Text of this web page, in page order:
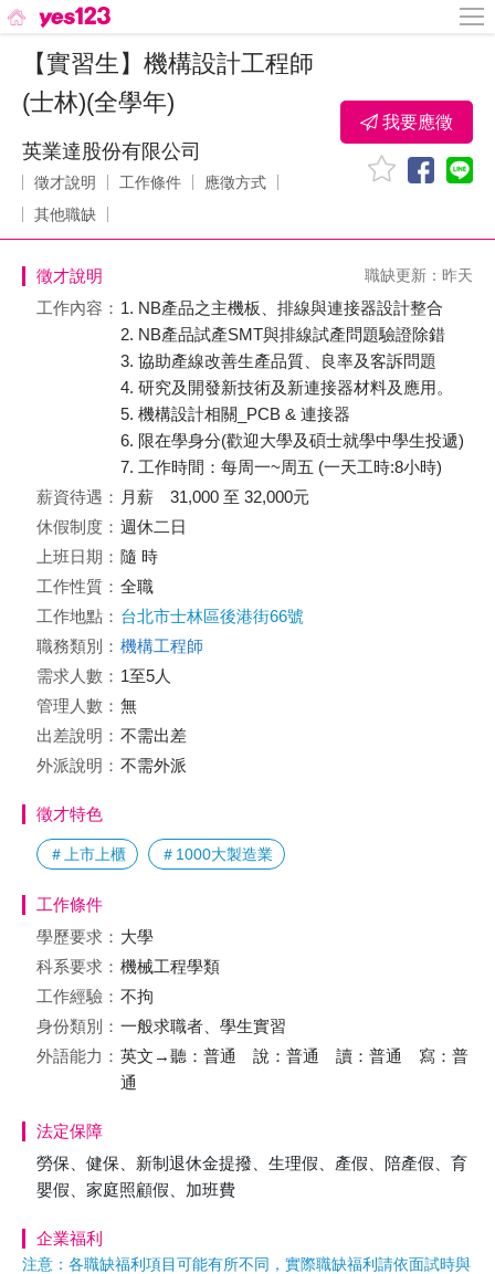
【實習生】機構設計工程師
(士林)(全學年)
英業達股份有限公司
徵才說明 工作條件
應徵方式
其他職缺
我要應徵
徵才說明 職缺更新：昨天
工作內容： 1. NB產品之主機板、排線與連接器設計整合
2. NB產品試產SMT與排線試產問題驗證除錯
3. 協助產線改善生產品質、良率及客訴問題
4. 研究及開發新技術及新連接器材料及應用。
5. 機構設計相關_PCB & 連接器
6. 限在學身分(歡迎大學及碩士就學中學生投遞)
7. 工作時間：每周一~周五 (一天工時:8小時)
薪資待遇： 月薪 31,000 至 32,000元
休假制度： 週休二日
上班日期： 隨 時
工作性質： 全職
工作地點： 台北市士林區後港街66號
職務類別： 機構工程師
需求人數： 1至5人
管理人數： 無
出差說明： 不需出差
外派說明： 不需外派
徵才特色
＃上市上櫃 ＃1000大製造業
工作條件
學歷要求： 大學
科系要求： 機械工程學類
工作經驗： 不拘
身份類別： 一般求職者、學生實習
外語能力： 英文→聽：普通 說：普通 讀：普通 寫：普
通
法定保障
勞保、健保、新制退休金提撥、生理假、產假、陪產假、育
嬰假、家庭照顧假、加班費
企業福利
注意：各職缺福利項目可能有所不同，實際職缺福利請依面試時與